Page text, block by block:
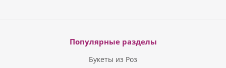
Популярные разделы
Букеты из Роз